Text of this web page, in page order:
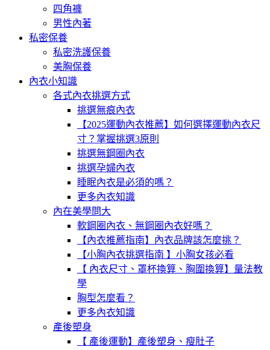
四角褲
男性內著
私密保養
私密洗護保養
美胸保養
內衣小知識
各式內衣挑選方式
挑選無痕內衣
【2025運動內衣推薦】如何選擇運動內衣尺
寸？掌握挑選3原則
挑選無鋼圈內衣
挑選孕婦內衣
睡眠內衣是必須的嗎？
更多內衣知識
內在美學問大
軟鋼圈內衣、無鋼圈內衣好嗎？
【內衣推薦指南】內衣品牌該怎麼挑？
【小胸內衣挑選指南 】小胸女孩必看
【 內衣尺寸、罩杯換算、胸圍換算】量法教
學
胸型怎麼看？
更多內衣知識
產後塑身
【 產後運動】產後塑身、瘦肚子